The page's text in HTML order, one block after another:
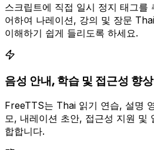
스크립트에 직접 일시 정지 태그를
어하여 나레이션, 강의 및 장문
이해하기 쉽게 들리도록 하세요.
음성 안내, 학습 및 접근성 향
FreeTTS는 Thai 읽기 연습, 설명
모, 내레이션 초안, 접근성 지원 및
합합니다.